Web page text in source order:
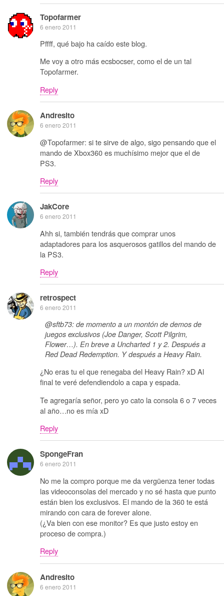
Topofarmer
6 enero 2011
Pffff, qué bajo ha caído este blog.
Me voy a otro más ecsbocser, como el de un tal
Topofarmer.
Reply
Andresito
6 enero 2011
@Topofarmer: si te sirve de algo, sigo pensando que el
mando de Xbox360 es muchísimo mejor que el de
PS3.
Reply
JakCore
6 enero 2011
Ahh si, también tendrás que comprar unos
adaptadores para los asquerosos gatillos del mando de
la PS3.
Reply
retrospect
6 enero 2011
@sftb73: de momento a un montón de demos de
juegos exclusivos (Joe Danger, Scott Pilgrim,
Flower…). En breve a Uncharted 1 y 2. Después a
Red Dead Redemption. Y después a Heavy Rain.
¿No eras tu el que renegaba del Heavy Rain? xD Al
final te veré defendiendolo a capa y espada.
Te agregaría señor, pero yo cato la consola 6 o 7 veces
al año…no es mía xD
Reply
SpongeFran
6 enero 2011
No me la compro porque me da vergüenza tener todas
las videoconsolas del mercado y no sé hasta que punto
están bien los exclusivos. El mando de la 360 te está
mirando con cara de forever alone.
(¿Va bien con ese monitor? Es que justo estoy en
proceso de compra.)
Reply
Andresito
6 enero 2011